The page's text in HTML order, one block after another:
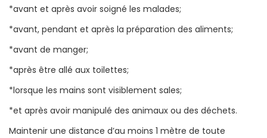
*avant et après avoir soigné les malades;
*avant, pendant et après la préparation des aliments;
*avant de manger;
*après être allé aux toilettes;
*lorsque les mains sont visiblement sales;
*et après avoir manipulé des animaux ou des déchets.
Maintenir une distance d’au moins 1 mètre de toute